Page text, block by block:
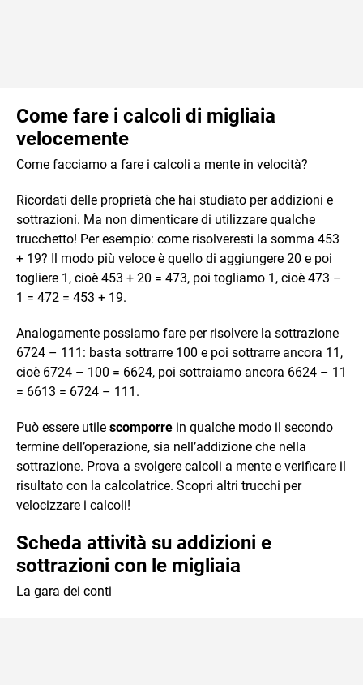
Come fare i calcoli di migliaia
velocemente
Come facciamo a fare i calcoli a mente in velocità?
Ricordati delle proprietà che hai studiato per addizioni e
sottrazioni. Ma non dimenticare di utilizzare qualche
trucchetto! Per esempio: come risolveresti la somma 453
+ 19? Il modo più veloce è quello di aggiungere 20 e poi
togliere 1, cioè 453 + 20 = 473, poi togliamo 1, cioè 473 –
1 = 472 = 453 + 19.
Analogamente possiamo fare per risolvere la sottrazione
6724 – 111: basta sottrarre 100 e poi sottrarre ancora 11,
cioè 6724 – 100 = 6624, poi sottraiamo ancora 6624 – 11
= 6613 = 6724 – 111.
Può essere utile scomporre in qualche modo il secondo
termine dell’operazione, sia nell’addizione che nella
sottrazione. Prova a svolgere calcoli a mente e verificare il
risultato con la calcolatrice. Scopri altri trucchi per
velocizzare i calcoli!
Scheda attività su addizioni e
sottrazioni con le migliaia
La gara dei conti